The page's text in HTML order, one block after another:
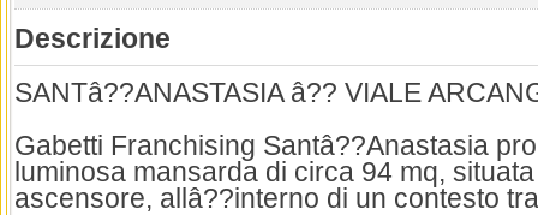
Descrizione
SANTâ??ANASTASIA â?? VIALE
Gabetti Franchising Santâ??Anastasia
luminosa mansarda di circa 94 mq,
ascensore, allâ??interno di un contesto